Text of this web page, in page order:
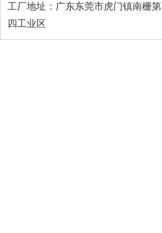
工厂地址：广东东莞市虎门镇南栅第
四工业区